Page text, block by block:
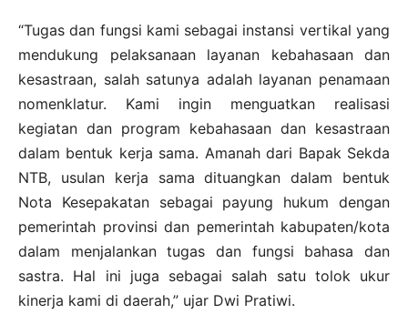
“Tugas dan fungsi kami sebagai instansi vertikal yang
mendukung pelaksanaan layanan kebahasaan dan
kesastraan, salah satunya adalah layanan penamaan
nomenklatur. Kami ingin menguatkan realisasi
kegiatan dan program kebahasaan dan kesastraan
dalam bentuk kerja sama. Amanah dari Bapak Sekda
NTB, usulan kerja sama dituangkan dalam bentuk
Nota Kesepakatan sebagai payung hukum dengan
pemerintah provinsi dan pemerintah kabupaten/kota
dalam menjalankan tugas dan fungsi bahasa dan
sastra. Hal ini juga sebagai salah satu tolok ukur
kinerja kami di daerah,” ujar Dwi Pratiwi.